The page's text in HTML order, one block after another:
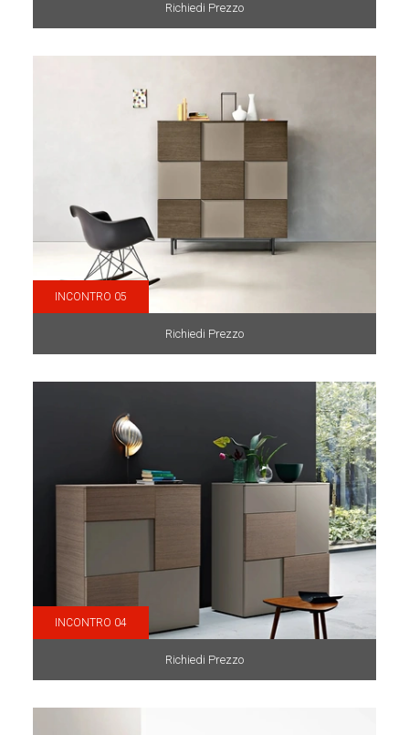
Richiedi Prezzo
INCONTRO 05
Richiedi Prezzo
INCONTRO 04
Richiedi Prezzo